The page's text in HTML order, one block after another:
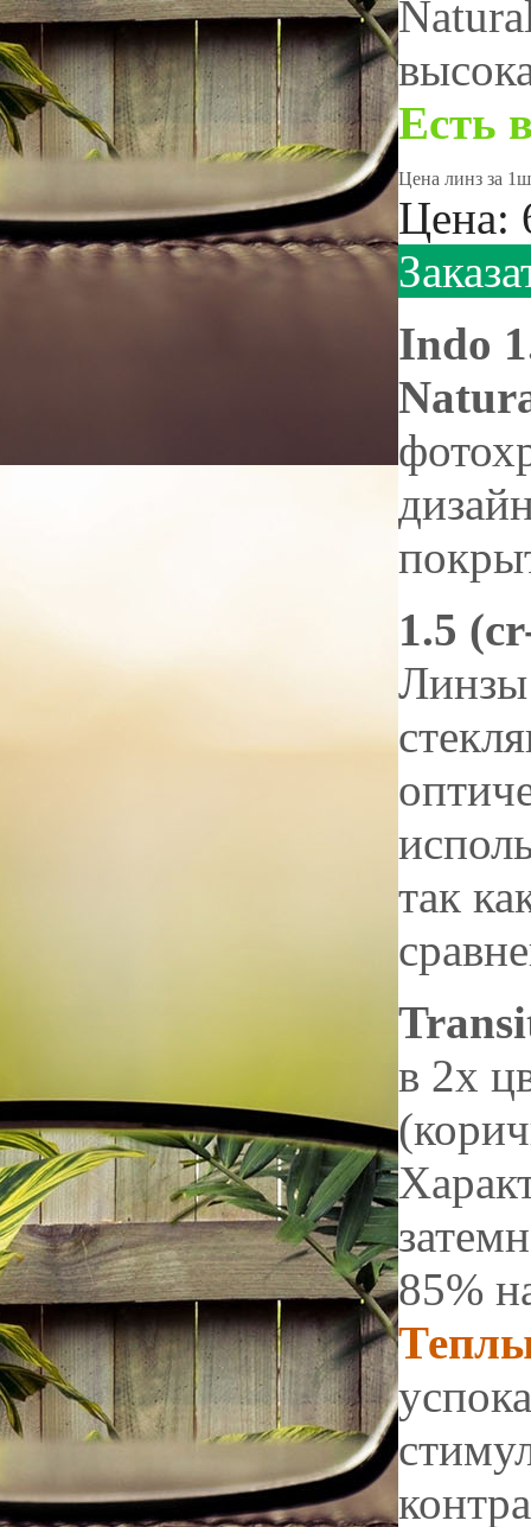
Есть
Цена линз за
Цена:
Indo
1.5
Линзы
так
в 2х
85%